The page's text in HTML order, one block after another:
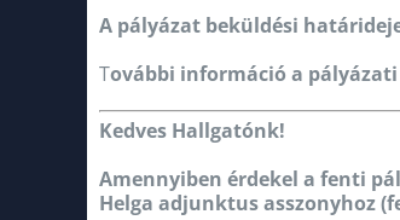
A pályázat beküldési
További információ a
Kedves Hallgatónk!
Amennyiben érdekel a fenti
Helga adjunktus asszonyhoz